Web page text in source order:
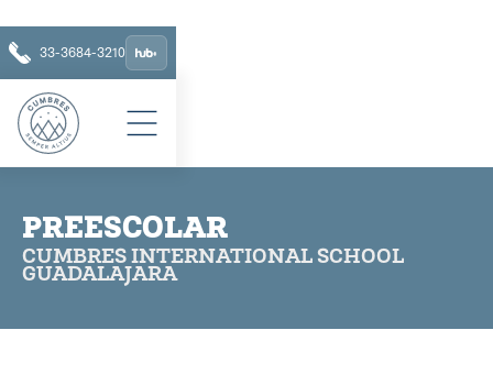
33-3684-3210
PREESCOLAR
CUMBRES INTERNATIONAL SCHOOL
GUADALAJARA